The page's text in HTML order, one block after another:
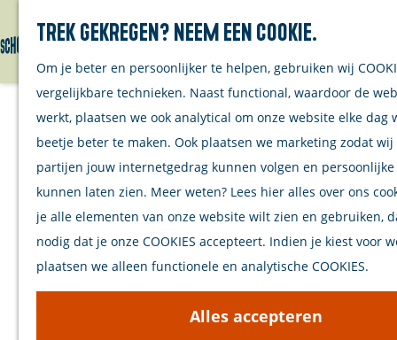
Trek gekregen? Neem een cookie.
Om je beter en persoonlijker te helpen, gebruiken wij
vergelijkbare technieken. Naast functional, waardoor de
werkt, plaatsen we ook analytical om onze website elke dag
beetje beter te maken. Ook plaatsen we marketing zodat
partijen jouw internetgedrag kunnen volgen en
kunnen laten zien. Meer weten? Lees hier alles over ons
je alle elementen van onze website wilt zien en gebruiken,
nodig dat je onze COOKIES accepteert. Indien je kiest voor
plaatsen we alleen functionele en analytische COOKIES.
Alles accepteren
a
Van
Van
Verhalen
Tips om
Plan je bezoek
Op de
Monumentaal Fietsen
(59 km)
DOWNLOAD ROUTE
Een fietsroute (59 km) langs historische
verbinding met open zee zorgde hier in het